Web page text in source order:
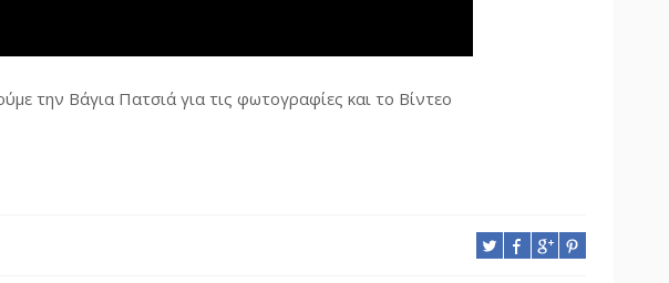
την Βάγια Πατσιά για τις φωτογραφίες και το Βίντεο